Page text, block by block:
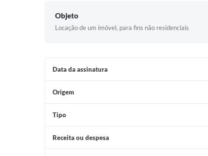
Objeto
Locação de um imóvel, para fins não residenciais
Data da assinatura
Origem
Tipo
Receita ou despesa